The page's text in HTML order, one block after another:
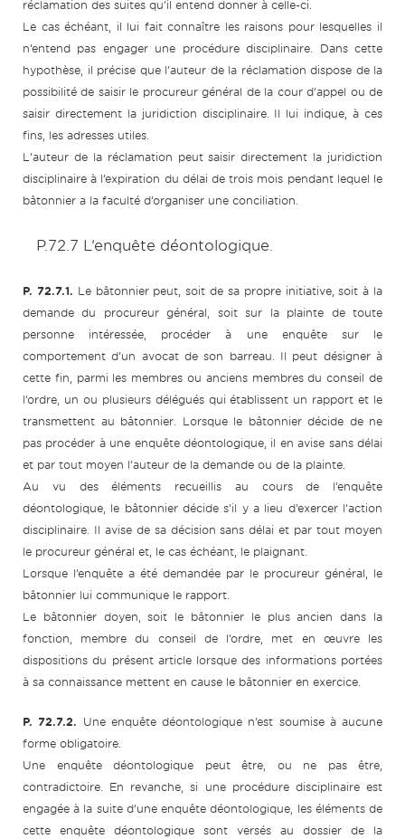
réclamation des suites qu’il entend donner à celle-ci.
Le cas échéant, il lui fait connaître les raisons pour lesquelles il
n’entend pas engager une procédure disciplinaire. Dans cette
hypothèse, il précise que l’auteur de la réclamation dispose de la
possibilité de saisir le procureur général de la cour d’appel ou de
saisir directement la juridiction disciplinaire. Il lui indique, à ces
fins, les adresses utiles.
L’auteur de la réclamation peut saisir directement la juridiction
disciplinaire à l’expiration du délai de trois mois pendant lequel le
bâtonnier a la faculté d’organiser une conciliation.
P.72.7 L’enquête déontologique.
P. 72.7.1. Le bâtonnier peut, soit de sa propre initiative, soit à la
demande du procureur général, soit sur la plainte de toute
personne intéressée, procéder à une enquête sur le
comportement d’un avocat de son barreau. Il peut désigner à
cette fin, parmi les membres ou anciens membres du conseil de
l’ordre, un ou plusieurs délégués qui établissent un rapport et le
transmettent au bâtonnier. Lorsque le bâtonnier décide de ne
pas procéder à une enquête déontologique, il en avise sans délai
et par tout moyen l’auteur de la demande ou de la plainte.
Au vu des éléments recueillis au cours de l’enquête
déontologique, le bâtonnier décide s’il y a lieu d’exercer l’action
disciplinaire. Il avise de sa décision sans délai et par tout moyen
le procureur général et, le cas échéant, le plaignant.
Lorsque l’enquête a été demandée par le procureur général, le
bâtonnier lui communique le rapport.
Le bâtonnier doyen, soit le bâtonnier le plus ancien dans la
fonction, membre du conseil de l’ordre, met en œuvre les
dispositions du présent article lorsque des informations portées
à sa connaissance mettent en cause le bâtonnier en exercice.
P. 72.7.2. Une enquête déontologique n’est soumise à aucune
forme obligatoire.
Une enquête déontologique peut être, ou ne pas être,
contradictoire. En revanche, si une procédure disciplinaire est
engagée à la suite d’une enquête déontologique, les éléments de
cette enquête déontologique sont versés au dossier de la